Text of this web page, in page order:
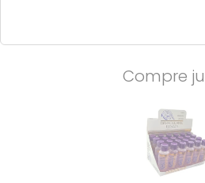
Compre